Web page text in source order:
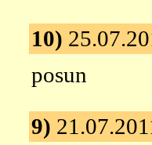
10)
posun
9)